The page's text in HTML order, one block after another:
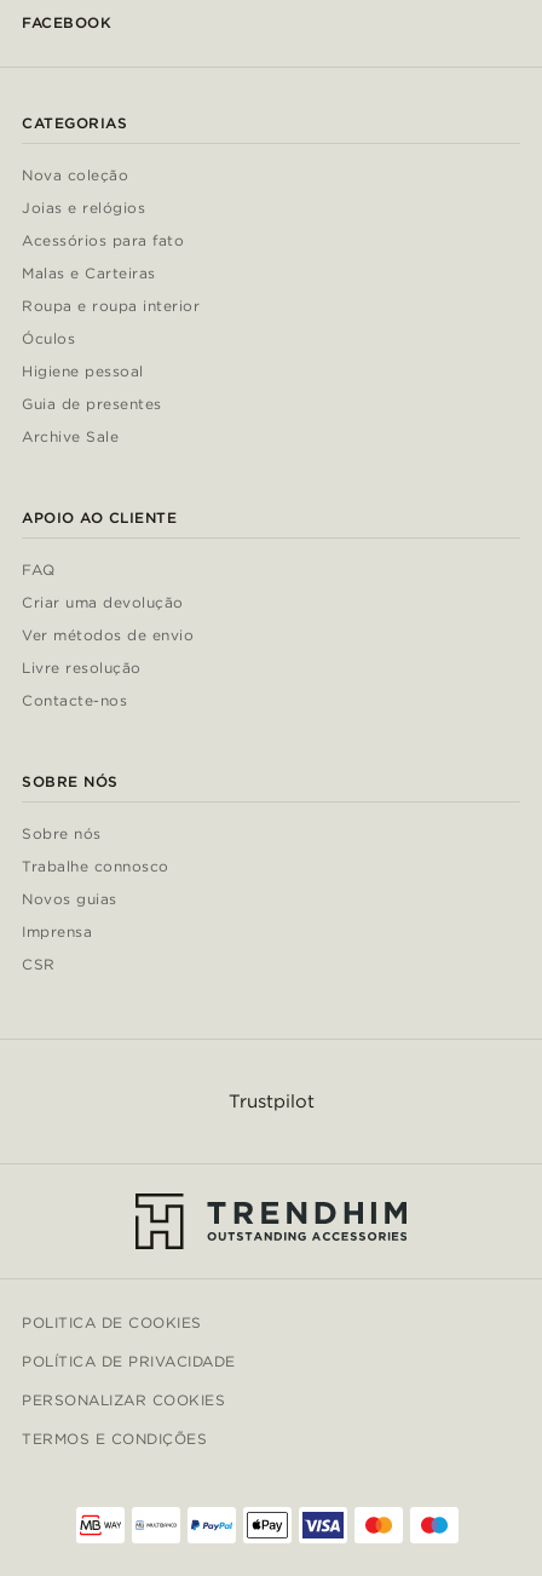
FACEBOOK
CATEGORIAS
Nova coleção
Joias e relógios
Acessórios para fato
Malas e Carteiras
Roupa e roupa interior
Óculos
Higiene pessoal
Guia de presentes
Archive Sale
APOIO AO CLIENTE
FAQ
Criar uma devolução
Ver métodos de envio
Livre resolução
Contacte-nos
SOBRE NÓS
Sobre nós
Trabalhe connosco
Novos guias
Imprensa
CSR
Trustpilot
POLITICA DE COOKIES
POLÍTICA DE PRIVACIDADE
PERSONALIZAR COOKIES
TERMOS E CONDIÇÕES